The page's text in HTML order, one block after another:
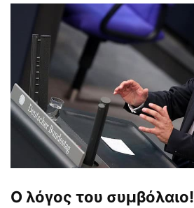
Ο λόγος του συμβόλαιο!